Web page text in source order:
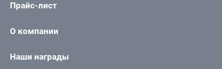
Прайс-лист
О компании
Наши награды